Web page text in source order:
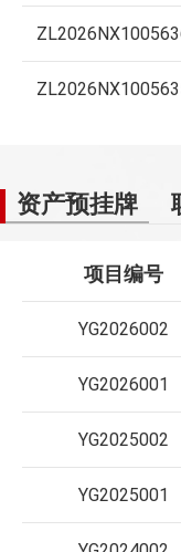
资产预挂牌
项目编号
YG2026002
YG2026001
YG2025002
YG2025001